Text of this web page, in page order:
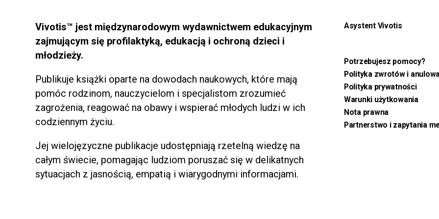
Vivotis™ jest międzynarodowym wydawnictwem edukacyjnym
zajmującym się profilaktyką, edukacją i ochroną dzieci i
młodzieży.
Publikuje książki oparte na dowodach naukowych, które mają
pomóc rodzinom, nauczycielom i specjalistom zrozumieć
zagrożenia, reagować na obawy i wspierać młodych ludzi w ich
codziennym życiu.
Jej wielojęzyczne publikacje udostępniają rzetelną wiedzę na
całym świecie, pomagając ludziom poruszać się w delikatnych
sytuacjach z jasnością, empatią i wiarygodnymi informacjami.
Asystent Vivotis
Potrzebujesz pomocy?
Polityka zwrotów i
Polityka prywatności
Warunki użytkowania
Nota prawna
Partnerstwo i zapytania